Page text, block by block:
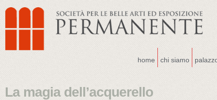
home chi siamo
La magia dell’acquerello